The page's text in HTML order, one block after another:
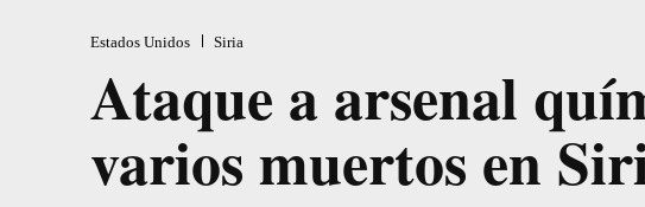
Estados Unidos Siria
Ataque a arsenal
varios muertos en